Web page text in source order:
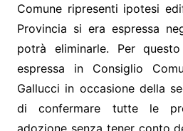
Comune ripresenti ipotesi
Provincia si era espressa
potrà eliminarle. Per
espressa in Consiglio
Gallucci in occasione della
di confermare tutte le
adozione senza tener conto